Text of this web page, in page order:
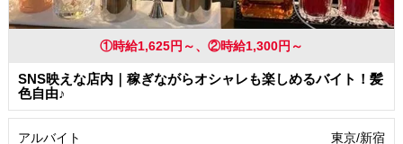
①時給1,625円～、②時給1,300円～
SNS映えな店内｜稼ぎながらオシャレも楽しめるバイト！髪
色自由♪
アルバイト 東京/新宿